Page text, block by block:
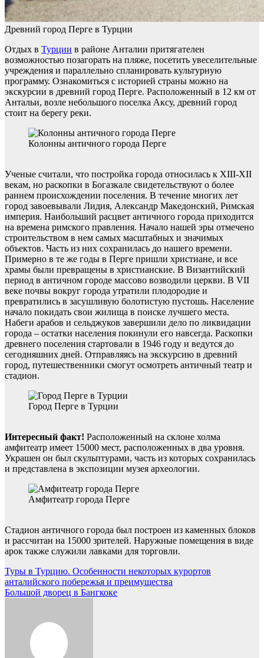
Древний город Перге в Турции
Отдых в Турции в районе Анталии притягателен
возможностью позагорать на пляже, посетить увеселительные
учреждения и параллельно спланировать культурную
программу. Ознакомиться с историей страны можно на
экскурсии в древний город Перге. Расположенный в 12 км от
Антальи, возле небольшого поселка Аксу, древний город
стоит на берегу реки.
Колонны античного города Перге
Ученые считали, что постройка города относилась к XIII-XII
векам, но раскопки в Богазкале свидетельствуют о более
раннем происхождении поселения. В течение многих лет
город завоевывали Лидия, Александр Македонский, Римская
империя. Наибольший расцвет античного города приходится
на времена римского правления. Начало нашей эры отмечено
строительством в нем самых масштабных и значимых
объектов. Часть из них сохранилась до нашего времени.
Примерно в те же годы в Перге пришли христиане, и все
храмы были превращены в христианские. В Византийский
период в античном городе массово возводили церкви. В VII
веке почвы вокруг города утратили плодородие и
превратились в засушливую болотистую пустошь. Население
начало покидать свои жилища в поиске лучшего места.
Набеги арабов и сельджуков завершили дело по ликвидации
города – остатки населения покинули его навсегда. Раскопки
древнего поселения стартовали в 1946 году и ведутся до
сегодняшних дней. Отправляясь на экскурсию в древний
город, путешественники смогут осмотреть античный театр и
стадион.
Город Перге в Турции
Интересный факт! Расположенный на склоне холма
амфитеатр имеет 15000 мест, расположенных в два уровня.
Украшен он был скульптурами, часть из которых сохранилась
и представлена в экспозиции музея археологии.
Амфитеатр города Перге
Стадион античного города был построен из каменных блоков
и рассчитан на 15000 зрителей. Наружные помещения в виде
арок также служили лавками для торговли.
Навигация
по
Туры в Турцию. Особенности некоторых курортов
анталийского побережья и преимущества
Большой дворец в Бангкоке